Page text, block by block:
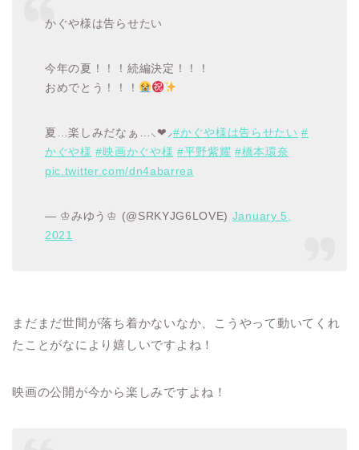
かぐや様は告らせたい
今年の夏！！！続編決定！！！
おめでとう！！！
夏…楽しみだなぁ…⸜❤︎⸝‍#かぐや様は告らせたい #
かぐや様 #映画かぐや様 #平野紫耀 #橋本環奈
pic.twitter.com/dn4abarrea
— ♔みゆう♔ (@SRKYJG6LOVE) January 5,
2021
まだまだ世間が落ち着かないなか、こうやって動いてくれ
たことがなにより嬉しいですよね！
映画の公開が今から楽しみですよね！